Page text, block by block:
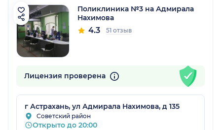
Поликлиника №3 на Адмирала
Нахимова
4.3 51 отзыв
Лицензия проверена
г Астрахань, ул Адмирала Нахимова, д 135
Советский район
Открыто до 20:00